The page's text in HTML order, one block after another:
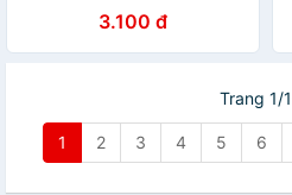
3.100 đ
Trang 1/
1 2 3 4 5 6